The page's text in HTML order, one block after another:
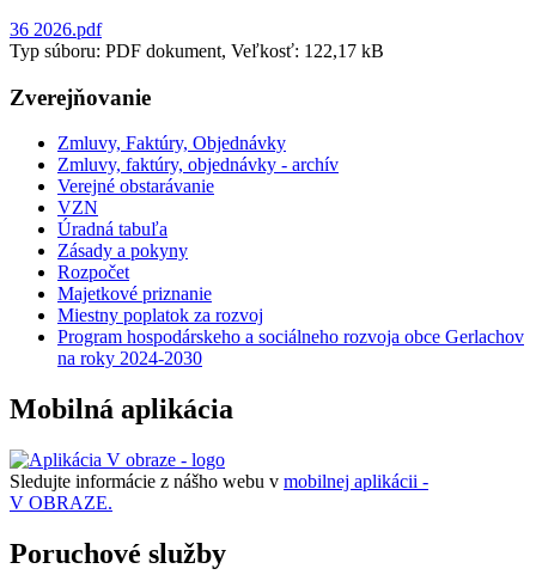
36 2026.pdf
Typ súboru: PDF dokument, Veľkosť: 122,17 kB
Zverejňovanie
Zmluvy, Faktúry, Objednávky
Zmluvy, faktúry, objednávky - archív
Verejné obstarávanie
VZN
Úradná tabuľa
Zásady a pokyny
Rozpočet
Majetkové priznanie
Miestny poplatok za rozvoj
Program hospodárskeho a sociálneho rozvoja obce Gerlachov
na roky 2024-2030
Mobilná aplikácia
Sledujte informácie z nášho webu v mobilnej aplikácii -
V OBRAZE.
Poruchové služby